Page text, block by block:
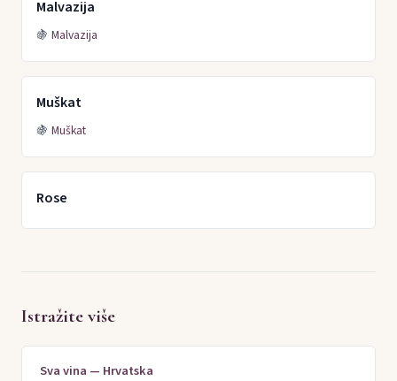
Malvazija
🍇 Malvazija
Muškat
🍇 Muškat
Rose
Istražite više
Sva vina — Hrvatska